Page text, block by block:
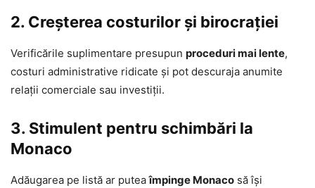
2. Creșterea costurilor și birocrației
Verificările suplimentare presupun proceduri mai lente,
costuri administrative ridicate și pot descuraja anumite
relații comerciale sau investiții.
3. Stimulent pentru schimbări la
Monaco
Adăugarea pe listă ar puteaîmpinge Monaco să își